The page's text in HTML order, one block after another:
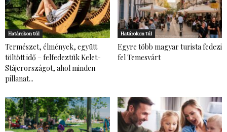
Határokon túl
Természet, élmények, együtt
töltött idő – felfedeztük Kelet-
Stájerországot, ahol minden
pillanat...
Határokon túl
Egyre több magyar turista fedezi
fel Temesvárt